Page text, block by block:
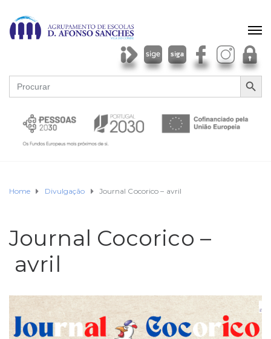
Search
for:
SEARCH
Home Divulgação Journal Cocorico – avril
Journal Cocorico –
avril